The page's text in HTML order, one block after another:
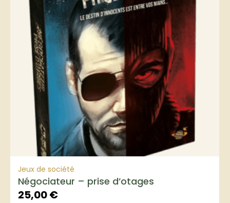
Jeux de société
Négociateur – prise d’otages
25,00€